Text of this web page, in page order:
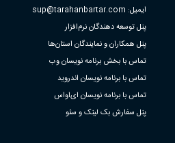
ایمیل: sup@tarahanbartar.com
پنل توسعه دهندگان نرم‌افزار
پنل همکاران و نمایندگان استان‌ها
تماس با بخش برنامه نویسان وب
تماس با برنامه نویسان اندروید
تماس با برنامه نویسان ای‌او‌اس
پنل سفارش بک لینک و سئو